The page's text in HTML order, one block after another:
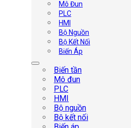
Mô Đun
PLC
HMI
Bộ Nguồn
Bộ Kết Nối
Biến Áp
Biến tần
Mô đun
PLC
HMI
Bộ nguồn
Bộ kết nối